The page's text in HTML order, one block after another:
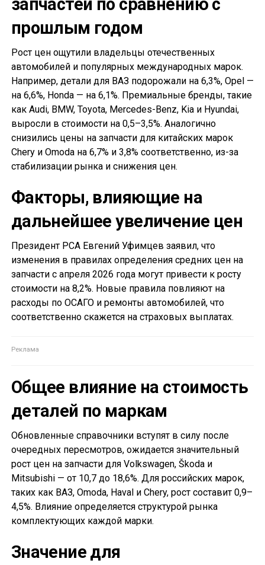
запчастей по сравнению с
прошлым годом
Рост цен ощутили владельцы отечественных
автомобилей и популярных международных марок.
Например, детали для ВАЗ подорожали на 6,3%, Opel —
на 6,6%, Honda — на 6,1%. Премиальные бренды, такие
как Audi, BMW, Toyota, Mercedes-Benz, Kia и Hyundai,
выросли в стоимости на 0,5–3,5%. Аналогично
снизились цены на запчасти для китайских марок
Chery и Omoda на 6,7% и 3,8% соответственно, из-за
стабилизации рынка и снижения цен.
Факторы, влияющие на
дальнейшее увеличение цен
Президент РСА Евгений Уфимцев заявил, что
изменения в правилах определения средних цен на
запчасти с апреля 2026 года могут привести к росту
стоимости на 8,2%. Новые правила повлияют на
расходы по ОСАГО и ремонты автомобилей, что
соответственно скажется на страховых выплатах.
Общее влияние на стоимость
деталей по маркам
Обновленные справочники вступят в силу после
очередных пересмотров, ожидается значительный
рост цен на запчасти для Volkswagen, Škoda и
Mitsubishi — от 10,7 до 18,6%. Для российских марок,
таких как ВАЗ, Omoda, Haval и Chery, рост составит 0,9–
4,5%. Влияние определяется структурой рынка
комплектующих каждой марки.
Значение для